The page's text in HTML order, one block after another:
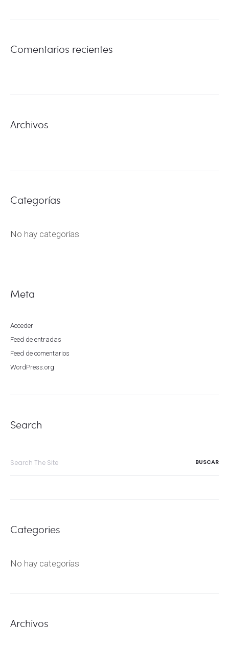
Comentarios recientes
Archivos
Categorías
No hay categorías
Meta
Acceder
Feed de entradas
Feed de comentarios
WordPress.org
Search
Categories
No hay categorías
Archivos